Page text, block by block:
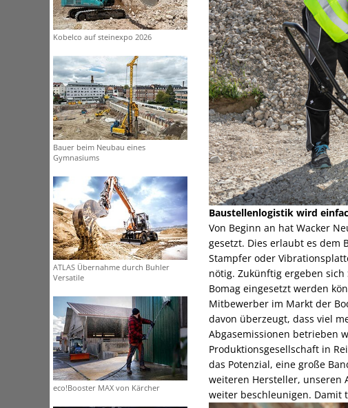
Kobelco auf steinexpo 2026
Bauer beim Neubau eines
Gymnasiums
ATLAS Übernahme durch Buhler
Versatile
eco!Booster MAX von Kärcher
Baustellenlogistik wird
Von Beginn an hat Wacker
gesetzt. Dies erlaubt es dem
Stampfer oder
nötig. Zukünftig ergeben
Bomag eingesetzt werden
Mitbewerber im Markt der
davon überzeugt, dass viel
Abgasemissionen betrieben
Produktionsgesellschaft in
das Potenzial, eine große
weiteren Hersteller, unseren
weiter beschleunigen. Damit